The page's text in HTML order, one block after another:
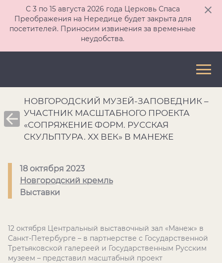
С 3 по 15 августа 2026 года Церковь Спаса
Преображения на Нередице будет закрыта для
посетителей. Приносим извинения за временные
неудобства.
НОВГОРОДСКИЙ МУЗЕЙ-ЗАПОВЕДНИК –
УЧАСТНИК МАСШТАБНОГО ПРОЕКТА
«СОПРЯЖЕНИЕ ФОРМ. РУССКАЯ
СКУЛЬПТУРА. XX ВЕК» В МАНЕЖЕ
18 октября 2023
Новгородский кремль
Выставки
12 октября Центральный выставочный зал «Манеж» в
Санкт-Петербурге – в партнерстве с Государственной
Третьяковской галереей и Государственным Русским
музеем – представил масштабный проект